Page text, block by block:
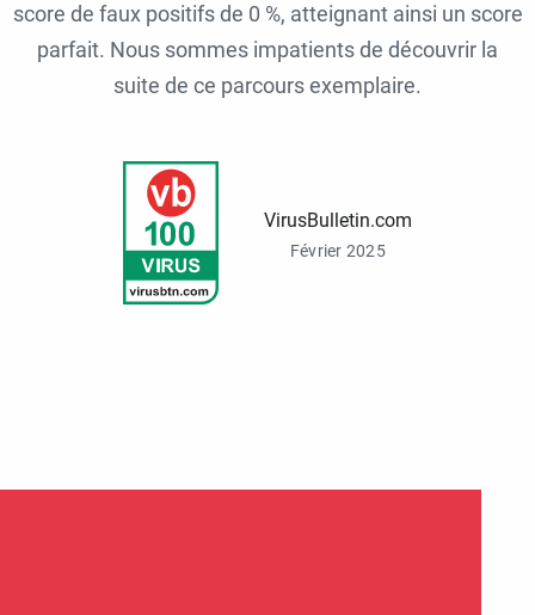
score de faux positifs de 0 %, atteignant ainsi un score
parfait. Nous sommes impatients de découvrir la
suite de ce parcours exemplaire.
VirusBulletin.com
Février 2025